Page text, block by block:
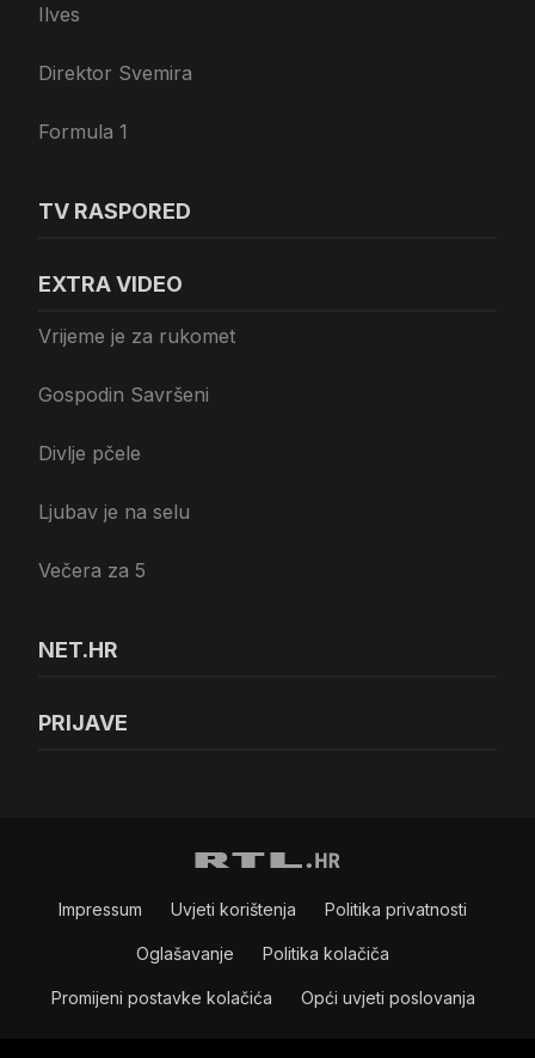
Ilves
Direktor Svemira
Formula 1
TV RASPORED
EXTRA VIDEO
Vrijeme je za rukomet
Gospodin Savršeni
Divlje pčele
Ljubav je na selu
Večera za 5
NET.HR
PRIJAVE
Impressum Uvjeti korištenja Politika privatnosti
Oglašavanje Politika kolačiča
Promijeni postavke kolačića Opći uvjeti poslovanja